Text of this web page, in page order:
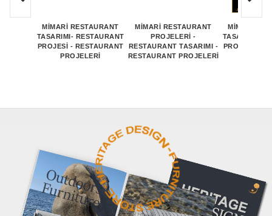
MİMARİ RESTAURANT
TASARIMI- RESTAURANT
PROJESİ - RESTAURANT
PROJELERİ
MİMARİ RESTAURANT
PROJELERİ -
RESTAURANT TASARIMI -
RESTAURANT PROJELERİ
MİMARİ
TASARIMI-
PROJESİ -